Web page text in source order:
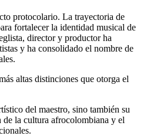
protocolario. La trayectoria de
fortalecer la identidad musical de
director y productor ha
y ha consolidado el nombre de
altas distinciones que otorga el
del maestro, sino también su
la cultura afrocolombiana y el